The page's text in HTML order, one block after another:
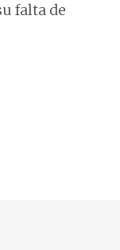
falta de